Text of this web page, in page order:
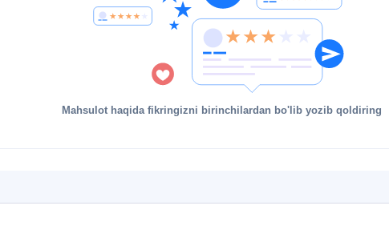
Mahsulot haqida fikringizni birinchilardan bo'lib yozib qoldiring